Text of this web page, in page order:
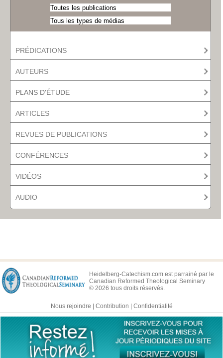
PRÉDICATIONS
AUTEURS
PLANS D'ÉTUDE
ARTICLES
REVUES DE PUBLICATIONS
CONFÉRENCES
VIDÉOS
AUDIO
Heidelberg-Catechism.com est parrainé par le
Canadian Reformed Theological Seminary
© 2026 tous droits réservés.
Nous rejoindre Contribution Confidentialité